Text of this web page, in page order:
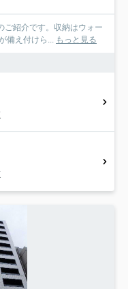
ご紹介です。収納はウォー
備え付けら...
もっと見る